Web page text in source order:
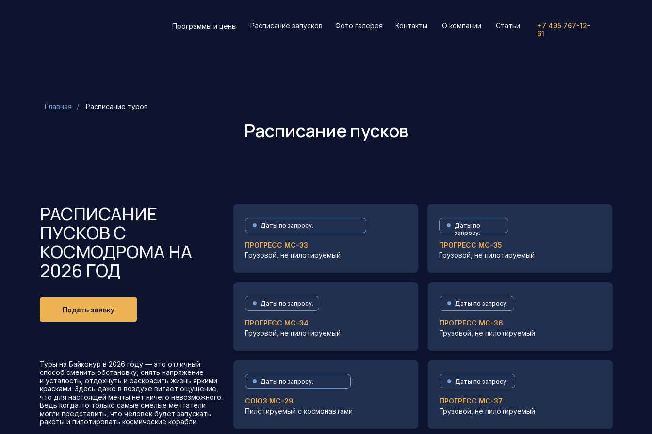
+7 495 767-12-
61
Программы и цены Расписание запусков Фото галерея Контакты О компании Статьи
Главная / Расписание туров
Расписание пусков
РАСПИСАНИЕ
ПУСКОВ С
КОСМОДРОМА НА
2026 ГОД
Туры на Байконур в 2026 году — это отличный
способ сменить обстановку, снять напряжение
и усталость, отдохнуть и раскрасить жизнь яркими
красками. Здесь даже в воздухе витает ощущение,
что для настоящей мечты нет ничего невозможного.
Ведь когда‑то только самые смелые мечтатели
могли представить, что человек будет запускать
ракеты и пилотировать космические корабли
Подать заявку
Даты по запросу.
ПРОГРЕСС МС-33
Грузовой, не пилотируемый
Даты по
запросу.
ПРОГРЕСС МС-35
Грузовой, не пилотируемый
Даты по запросу.
ПРОГРЕСС МС-34
Грузовой, не пилотируемый
Даты по запросу.
ПРОГРЕСС МС-36
Грузовой, не пилотируемый
Даты по запросу.
СОЮЗ МС-29
Пилотируемый с космонавтами
Даты по запросу.
ПРОГРЕСС МС-37
Грузовой, не пилотируемый